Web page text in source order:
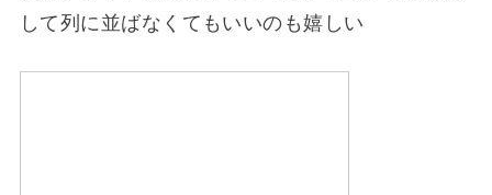
して列に並ばなくてもいいのも嬉しい